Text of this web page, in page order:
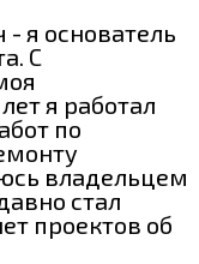
я основатель
С
я работал
по
владельцем
стал
проектов об